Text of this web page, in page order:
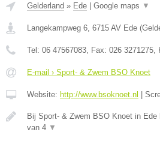
Gelderland » Ede | Google maps ▼
Langekampweg 6 6715 AV Ede (
Tel: 06 47567083 , Fax: 026 3271275
E-mail › Sport- & Zwem BSO Knoet
Website: http://www.bsoknoet.nl |
Bij Sport- & Zwem BSO Knoet in
van 4 ▼